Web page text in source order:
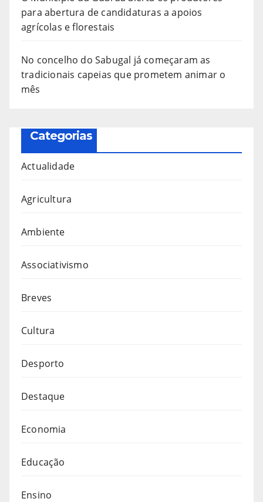
para abertura de candidaturas a apoios
agrícolas e florestais
No concelho do Sabugal já começaram as
tradicionais capeias que prometem animar o
mês
Categorias
Actualidade
Agricultura
Ambiente
Associativismo
Breves
Cultura
Desporto
Destaque
Economia
Educação
Ensino